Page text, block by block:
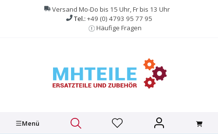
springen
Versand Mo-Do bis 15 Uhr, Fr bis 13 Uhr
Tel.: +49 (0) 4793 95 77 95
Häufige Fragen
Menü